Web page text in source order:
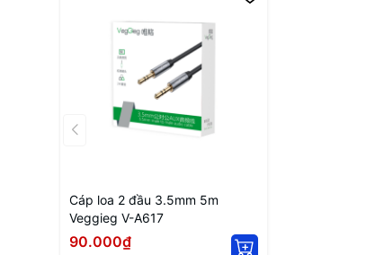
Cáp loa 2 đầu 3.5mm 5m
Veggieg V-A617
90.000₫